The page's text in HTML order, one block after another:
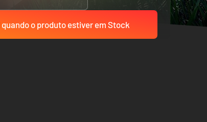
o produto estiver em Stock